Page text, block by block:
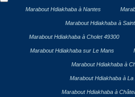
Marabout Hdiakhaba à Nantes
Marabout Hdiakhaba à
Marabout Hdiakhaba à Cholet 49300
Marabout Hdiakhaba sur Le Mans
Marabout Hdiakhaba à
Marabout Hdiakhaba à
Marabout Hdiakhaba à